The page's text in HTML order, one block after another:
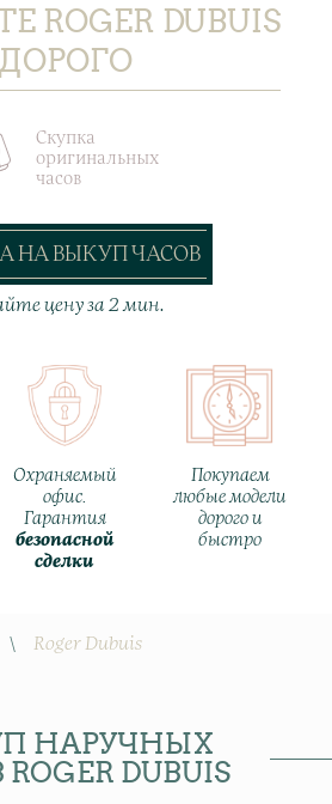
ROGER DUBUIS
ДОРОГО
Скупка
оригинальных
часов
цену за 2 мин.
НА ВЫКУП ЧАСОВ
Охраняемый
офис.
Гарантия
безопасной
сделки
Покупаем
любые модели
дорого и
быстро
\ Roger Dubuis
НАРУЧНЫХ
DUBUIS